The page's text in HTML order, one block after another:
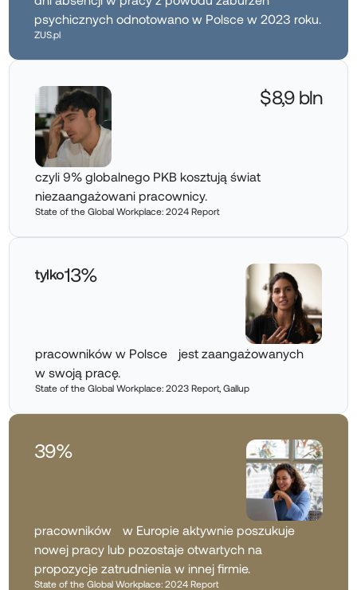
psychicznych odnotowano w Polsce w 2023 roku.
ZUS.pl
$8,9 bln
czyli 9% globalnego PKB kosztują świat
niezaangażowani pracownicy.
State of the Global Workplace: 2024 Report
tylko13%
pracowników w Polsce jest zaangażowanych
w swoją pracę.
State of the Global Workplace: 2023 Report, Gallup
39%
pracowników w Europie aktywnie poszukuje
nowej pracy lub pozostaje otwartych na
propozycje zatrudnienia w innej firmie.
State of the Global Workplace: 2024 Report